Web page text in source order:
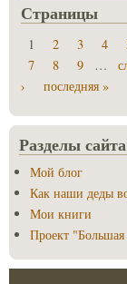
Страницы
1 2 3 4
7
8 9 …
›
последняя »
Разделы сайта
Мой блог
Как наши деды
Мои книги
Проект